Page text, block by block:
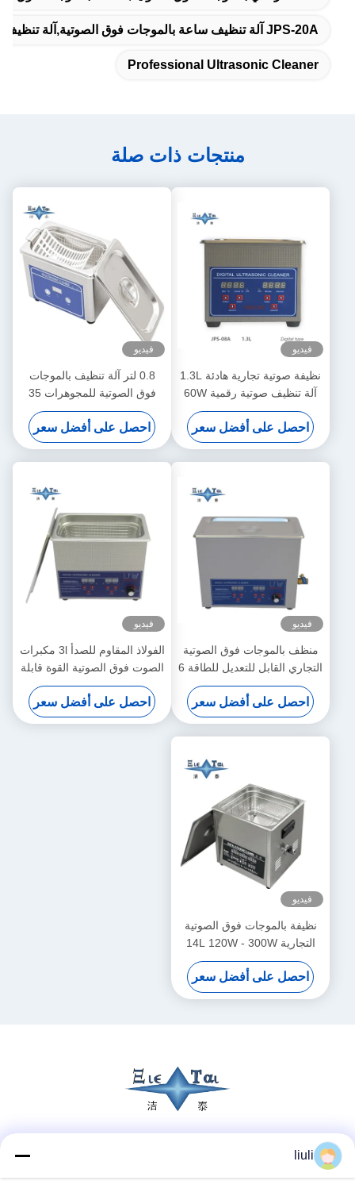
JPS-20A آلة تنظيف ساعة بالموجات فوق الصوتية,آلة تنظيف الساعة بالموجات فوق الصوتية 3L,منظفات المجوهرات بالموجات فوق الصوتية 120 واط
Professional Ultrasonic Cleaner
منتجات ذات صلة
فيديو
نظيفة صوتية تجارية هادئة 1.3L
آلة تنظيف صوتية رقمية 60W
مع توقيت متعددة العجلات
احصل على أفضل سعر
فيديو
0.8 لتر آلة تنظيف بالموجات
فوق الصوتية للمجوهرات 35
واط نظارة نظافة بالموجات
فوق الصوتية
احصل على أفضل سعر
فيديو
منظف بالموجات فوق الصوتية
التجاري القابل للتعديل للطاقة 6
لتر منظفات بالموجات فوق
الصوتية الرقمية 70 واط - 180
واط
احصل على أفضل سعر
فيديو
الفولاذ المقاوم للصدأ 3l مكبرات
الصوت فوق الصوتية القوة قابلة
للتعديل المكبرات فوق الصوتية
الصغيرة
احصل على أفضل سعر
فيديو
نظيفة بالموجات فوق الصوتية
التجارية 14L 120W - 300W
نظيفة بالموجات فوق الصوتية
الذكية
احصل على أفضل سعر
liuli